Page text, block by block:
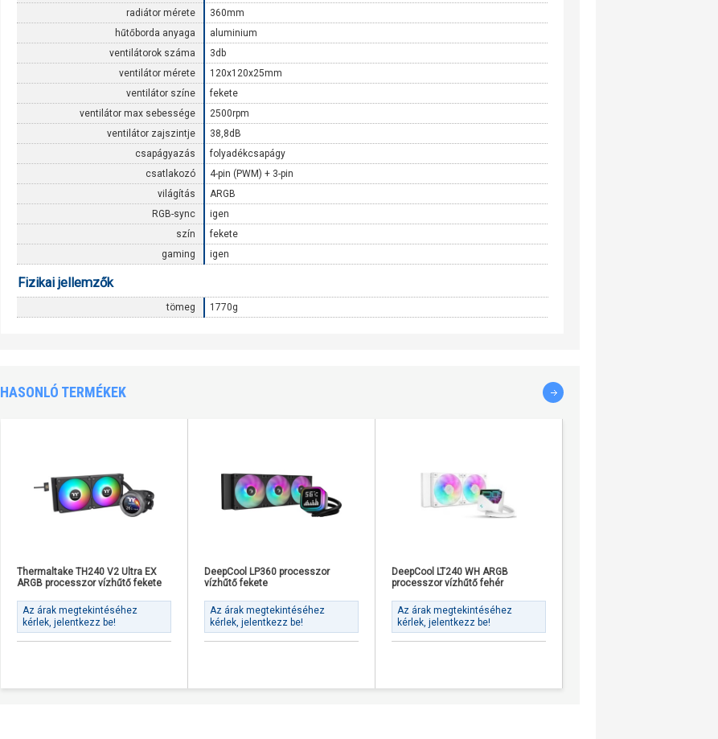
radiátor mérete
360mm
hűtőborda anyaga
aluminium
ventilátorok száma
3db
ventilátor mérete
120x120x25mm
ventilátor színe
fekete
ventilátor max sebessége
2500rpm
ventilátor zajszintje
38,8dB
csapágyazás
folyadékcsapágy
csatlakozó
4-pin (PWM) + 3-pin
világítás
ARGB
RGB-sync
igen
szín
fekete
gaming
igen
Fizikai jellemzők
tömeg 1770g
HASONLÓ TERMÉKEK
Thermaltake TH240 V2 Ultra EX
ARGB processzor vízhűtő fekete
Az árak megtekintéséhez
kérlek, jelentkezz be!
DeepCool LP360 processzor
vízhűtő fekete
Az árak megtekintéséhez
kérlek, jelentkezz be!
DeepCool LT240 WH ARGB
processzor vízhűtő fehér
Az árak megtekintéséhez
kérlek, jelentkezz be!